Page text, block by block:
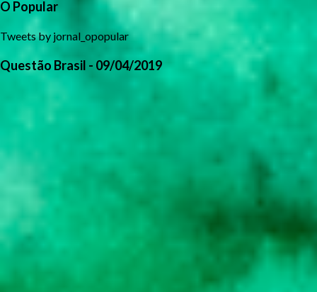
O Popular
Tweets by jornal_opopular
Questão Brasil - 09/04/2019